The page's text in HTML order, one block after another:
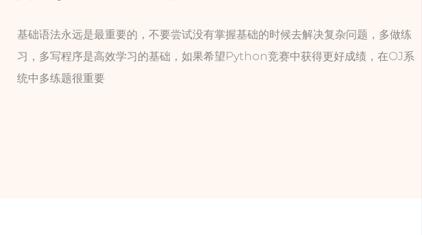
基础语法永远是最重要的，不要尝试没有掌握基础的时候去解决复杂问题，多做练
习，多写程序是高效学习的基础，如果希望Python竞赛中获得更好成绩，在OJ系
统中多练题很重要